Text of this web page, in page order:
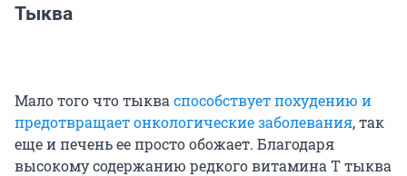
Тыква
Мало того что тыква способствует похудению и
предотвращает онкологические заболевания, так
еще и печень ее просто обожает. Благодаря
высокому содержанию редкого витамина Т тыква